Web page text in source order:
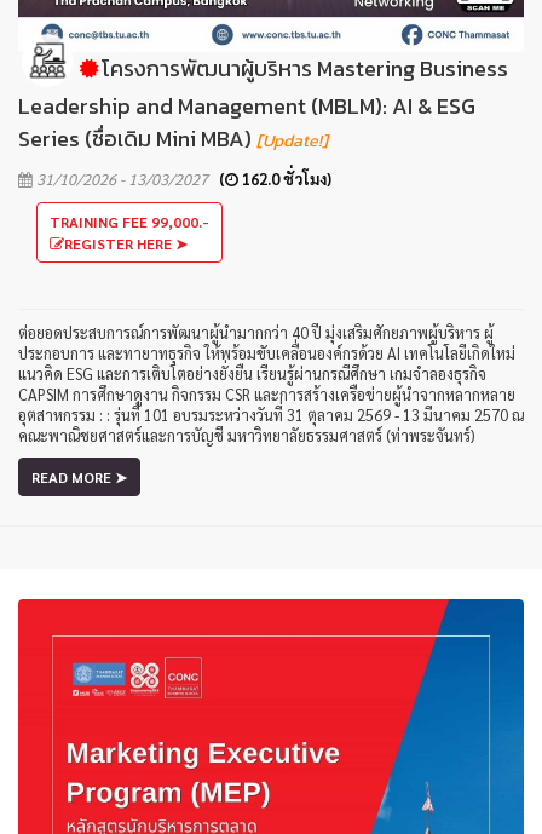
โครงการพัฒนาผู้บริหาร Mastering Business
Leadership and Management (MBLM): AI & ESG
Series (ชื่อเดิม Mini MBA) [Update!]
31/10/2026 - 13/03/2027 ( 162.0 ชั่วโมง)
TRAINING FEE 99,000.-
REGISTER HERE ➤
ต่อยอดประสบการณ์การพัฒนาผู้นำมากกว่า 40 ปี มุ่งเสริมศักยภาพผู้บริหาร ผู้
ประกอบการ และทายาทธุรกิจ ให้พร้อมขับเคลื่อนองค์กรด้วย AI เทคโนโลยีเกิดใหม่
แนวคิด ESG และการเติบโตอย่างยั่งยืน เรียนรู้ผ่านกรณีศึกษา เกมจำลองธุรกิจ
CAPSIM การศึกษาดูงาน กิจกรรม CSR และการสร้างเครือข่ายผู้นำจากหลากหลาย
อุตสาหกรรม : : รุ่นที่ 101 อบรมระหว่างวันที่ 31 ตุลาคม 2569 - 13 มีนาคม 2570 ณ
คณะพาณิชยศาสตร์และการบัญชี มหาวิทยาลัยธรรมศาสตร์ (ท่าพระจันทร์)
READ MORE ➤